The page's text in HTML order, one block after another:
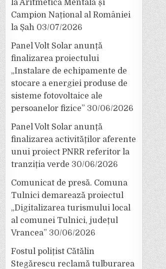
la Aritmetică Mentală și
Campion Național al României
la Șah 03/07/2026
Panel Volt Solar anunță
finalizarea proiectului
„Instalare de echipamente de
stocare a energiei produse de
sisteme fotovoltaice ale
persoanelor fizice” 30/06/2026
Panel Volt Solar anunță
finalizarea activităților aferente
unui proiect PNRR referitor la
tranziția verde 30/06/2026
Comunicat de presă. Comuna
Tulnici demarează proiectul
„Digitalizarea turismului local
al comunei Tulnici, județul
Vrancea” 30/06/2026
Fostul polițist Cătălin
Stegărescu reclamă tulburarea